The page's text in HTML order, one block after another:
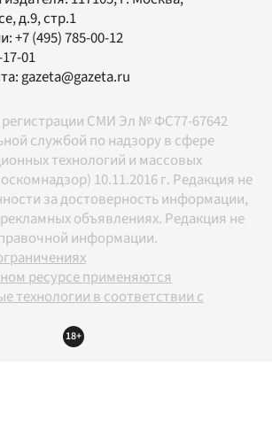
д.9, стр.1
+7 (495) 785-00-12
01
gazeta@gazeta.ru
регистрации СМИ Эл № ФС77-67642
службой по надзору в сфере
технологий и массовых
10.11.2016 г. Редакция не
за достоверность информации,
объявлениях. Редакция не
информации.
ресурсе применяются
технологии в соответствии с
18+